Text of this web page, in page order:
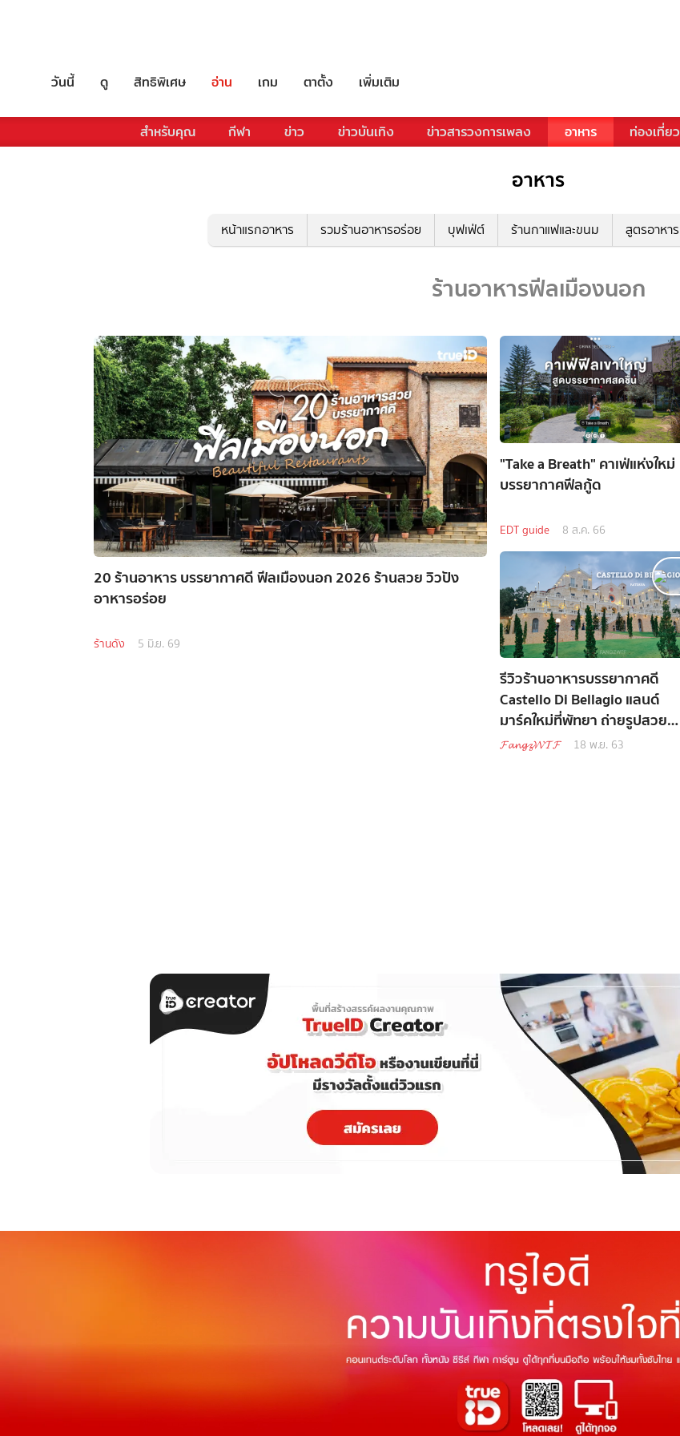
วันนี้ ดู สิทธิพิเศษ อ่าน เกม ตาตั้ง เพิ่มเติม
สำหรับคุณ กีฬา ข่าว ข่าวบันเทิง ข่าวสารวงการเพลง อาหาร ท่องเที่ยว
อาหาร
หน้าแรกอาหาร รวมร้านอาหารอร่อย บุฟเฟ่ต์ ร้านกาแฟและขนม สูตรอาหาร
ร้านอาหารฟีลเมืองนอก
20 ร้านอาหาร บรรยากาศดี ฟีลเมืองนอก 2026 ร้านสวย วิวปัง
อาหารอร่อย
ร้านดัง 5 มิ.ย. 69
้"Take a Breath" คาเฟ่แห่งใหม่
บรรยากาศฟีลกู้ด
EDT guide 8 ส.ค. 66
รีวิวร้านอาหารบรรยากาศดี
Castello Di Bellagio แลนด์
มาร์คใหม่ที่พัทยา ถ่ายรูปสวย
ปราสาทสุดหรูโรแมนติก
𝓕𝓪𝓷𝓰𝔃𝓦𝓣𝓕 18 พ.ย. 63